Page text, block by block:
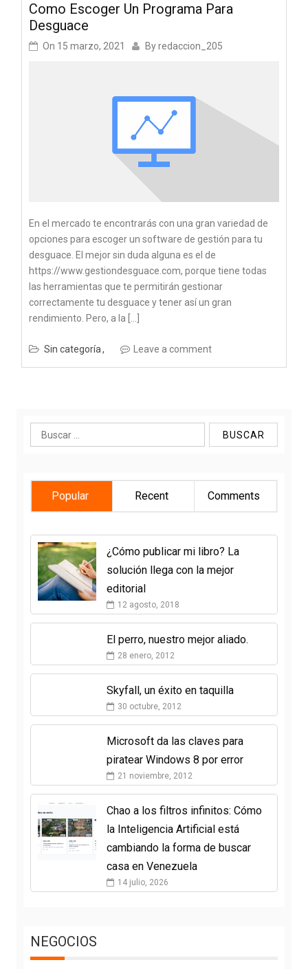
Como Escoger Un Programa Para
Desguace
On 15 marzo, 2021 Byredaccion_205
En el mercado te encontrarás con una gran variedad de
opciones para escoger un software de gestión para tu
desguace. El mejor sin duda alguna es el de
https://www.gestiondesguace.com, porque tiene todas
las herramientas que te permitirán gestionar
correctamente tu desguace y tener así un gran
rendimiento. Pero, a la […]
Sin categoría Leave a comment
Buscar:
Popular Recent Comments
¿Cómo publicar mi libro? La
solución llega con la mejor
editorial
12 agosto, 2018
El perro, nuestro mejor aliado.
28 enero, 2012
Skyfall, un éxito en taquilla
30 octubre, 2012
Microsoft da las claves para
piratear Windows 8 por error
21 noviembre, 2012
Chao a los filtros infinitos: Cómo
la Inteligencia Artificial está
cambiando la forma de buscar
casa en Venezuela
14 julio, 2026
NEGOCIOS